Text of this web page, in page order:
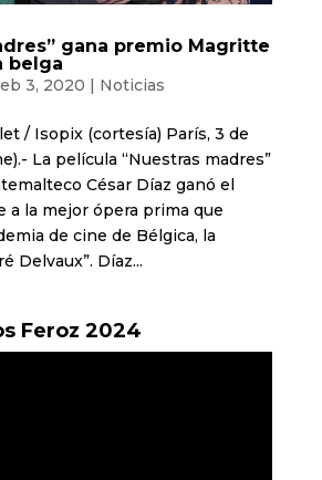
gana premio Magritte
belga
3, 2020 | Noticias
/ Isopix (cortesía) París, 3 de
La película “Nuestras madres”
César Díaz ganó el
a la mejor ópera prima que
de cine de Bélgica, la
Delvaux”. Díaz...
Feroz 2024